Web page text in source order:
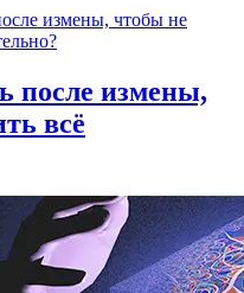
после измены,
всё